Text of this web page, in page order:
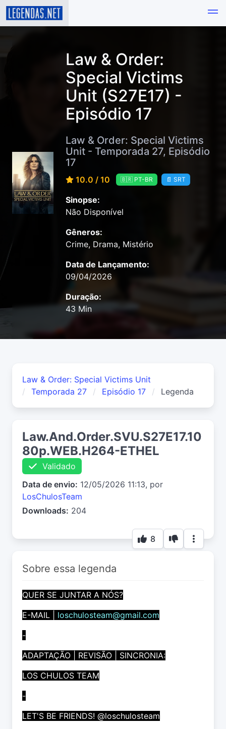
Law & Order:
Special Victims
Unit (S27E17) -
Episódio 17
Law & Order: Special Victims
Unit - Temporada 27, Episódio
17
10.0 / 10 🇧🇷 PT-BR 📄 SRT
Sinopse:
Não Disponível
Gêneros:
Crime, Drama, Mistério
Data de Lançamento:
09/04/2026
Duração:
43 Min
Law & Order: Special Victims Unit
Temporada 27
Episódio 17 Legenda
Law.And.Order.SVU.S27E17.10
80p.WEB.H264-ETHEL
Validado
Data de envio: 12/05/2026 11:13, por
LosChulosTeam
Downloads: 204
8
Sobre essa legenda
QUER SE JUNTAR A NÓS?
E-MAIL |
loschulosteam@gmail.com
-
ADAPTAÇÃO | REVISÃO | SINCRONIA:
LOS CHULOS TEAM
-
LET'S BE FRIENDS! @loschulosteam